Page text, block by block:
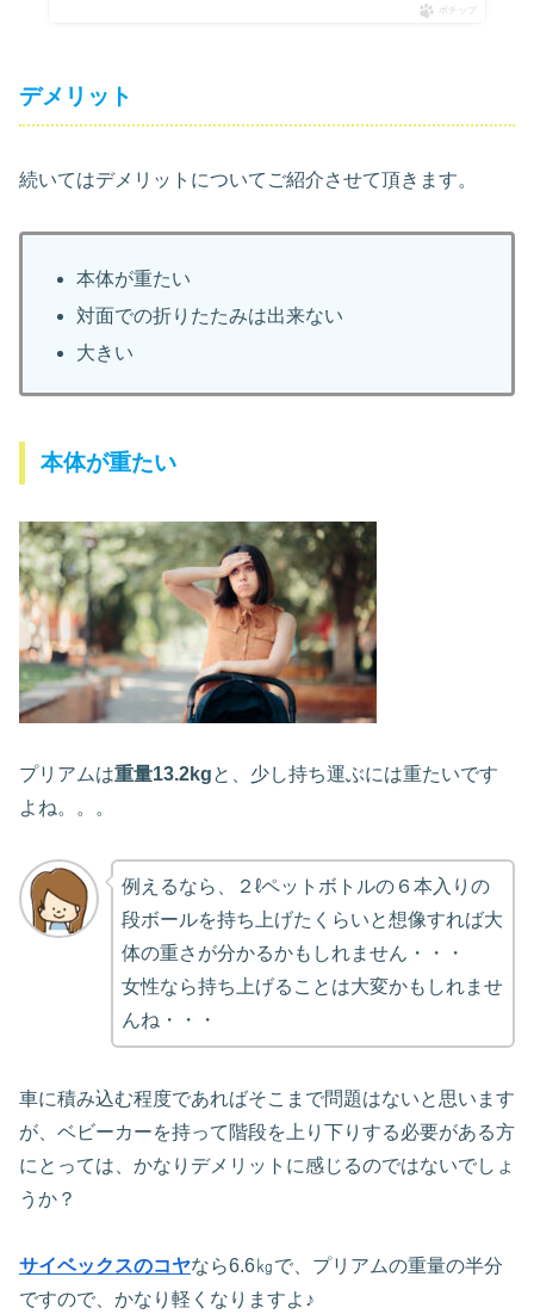
ポチップ
デメリット
続いてはデメリットについてご紹介させて頂きます。
本体が重たい
対面での折りたたみは出来ない
大きい
本体が重たい
プリアムは重量13.2kgと、少し持ち運ぶには重たいです
よね。。。
例えるなら、２ℓペットボトルの６本入りの
段ボールを持ち上げたくらいと想像すれば大
体の重さが分かるかもしれません・・・
女性なら持ち上げることは大変かもしれませ
んね・・・
車に積み込む程度であればそこまで問題はないと思います
が、ベビーカーを持って階段を上り下りする必要がある方
にとっては、かなりデメリットに感じるのではないでしょ
うか？
サイベックスのコヤなら6.6㎏で、プリアムの重量の半分
ですので、かなり軽くなりますよ♪